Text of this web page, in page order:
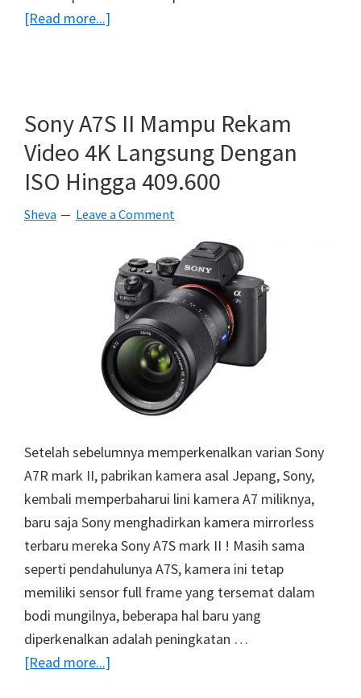
[Read more...]
Mampu
Merekam
File
Tanpa
Kompresi
Sony A7S II Mampu Rekam
Video 4K Langsung Dengan
ISO Hingga 409.600
Sheva Leave a Comment
Setelah sebelumnya memperkenalkan varian Sony
A7R mark II, pabrikan kamera asal Jepang, Sony,
kembali memperbaharui lini kamera A7 miliknya,
baru saja Sony menghadirkan kamera mirrorless
terbaru mereka Sony A7S mark II ! Masih sama
seperti pendahulunya A7S, kamera ini tetap
memiliki sensor full frame yang tersemat dalam
bodi mungilnya, beberapa hal baru yang
diperkenalkan adalah peningkatan …
[Read more...]